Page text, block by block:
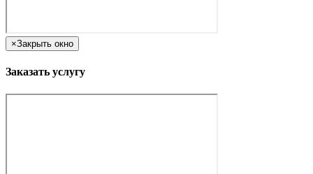
×Закрыть окно
Заказать услугу